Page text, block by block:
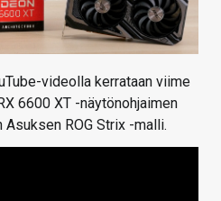
videolla kerrataan viime
6600 XT -näytönohjaimen
ROG Strix -malli.